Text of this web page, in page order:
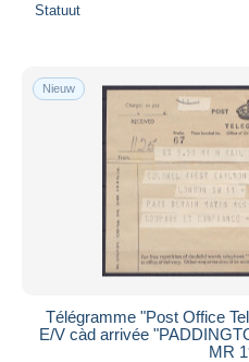
Statuut
Nieuw
Télégramme "Post Office
E/V càd arrivée
MR